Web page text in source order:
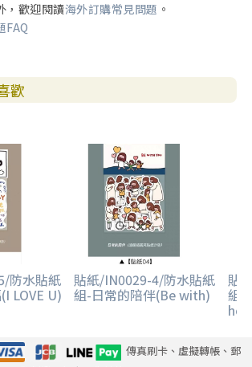
，歡迎閱讀海外訂購常見問題 。
FAQ
歡
防水貼紙
LOVE U)
貼紙/IN0029-4/防水貼紙
組-日常的陪伴(Be with)
貼
組-
傳真刷卡、虛擬轉帳、郵